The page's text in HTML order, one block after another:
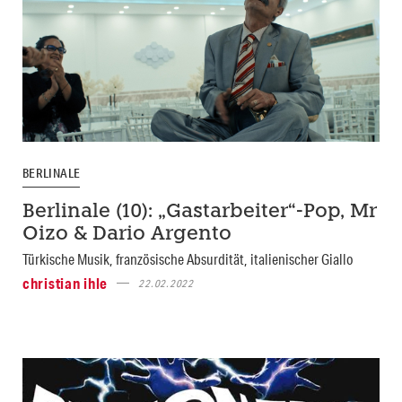
BERLINALE
Berlinale (10): „Gastarbeiter“-Pop, Mr
Oizo & Dario Argento
Türkische Musik, französische Absurdität, italienischer Giallo
christian ihle
22.02.2022